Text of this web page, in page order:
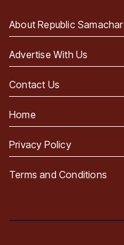
About Republic Samachar
Advertise With Us
Contact Us
Home
Privacy Policy
Terms and Conditions